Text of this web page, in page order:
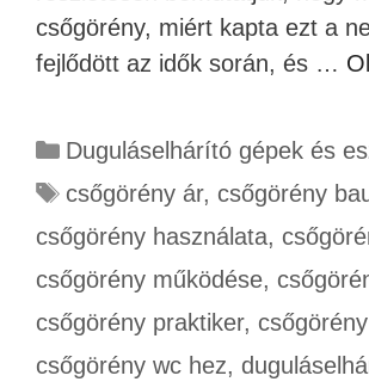
csőgörény, miért kapta ezt a
fejlődött az idők során, és …
Duguláselhárító gépek és
csőgörény ár, csőgörény
csőgörény használata,
csőgörény működése,
csőgörény praktiker,
csőgörény wc hez,